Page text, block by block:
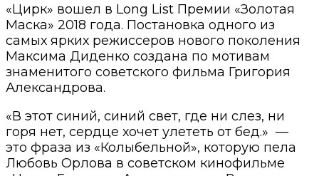
«Цирк» вошел в Long List Премии «Золотая
Маска» 2018 года. Постановка одного из
самых ярких режиссеров нового поколения
Максима Диденко создана по мотивам
знаменитого советского фильма Григория
Александрова.
«В этот синий, синий свет, где ни слез, ни
горя нет, сердце хочет улететь от бед.» —
это фраза из «Колыбельной», которую пела
Любовь Орлова в советском кинофильме